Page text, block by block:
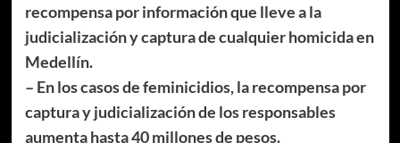
recompensa por información que lleve a la
judicialización y captura de cualquier homicida en
Medellín.
– En los casos de feminicidios, la recompensa por
captura y judicialización de los responsables
aumenta hasta 40 millones de pesos.